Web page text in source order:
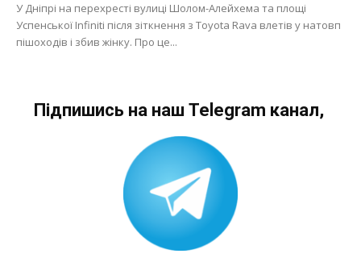
У Дніпрі на перехресті вулиці Шолом-Алейхема та площі
Успенської Infiniti після зіткнення з Toyota Rava влетів у натовп
пішоходів і збив жінку. Про це...
Підпишись на наш Telegram канал,